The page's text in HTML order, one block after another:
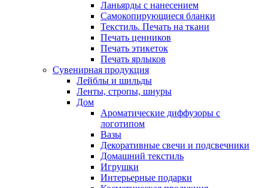
Ланьярды с нанесением
Самокопирующиеся бланки
Текстиль. Печать на ткани
Печать ценников
Печать этикеток
Печать ярлыков
Сувенирная продукция
Лейблы и шильды
Ленты, стропы, шнуры
Дом
Ароматические диффузоры с
логотипом
Вазы
Декоративные свечи и подсвечники
Домашний текстиль
Игрушки
Интерьерные подарки